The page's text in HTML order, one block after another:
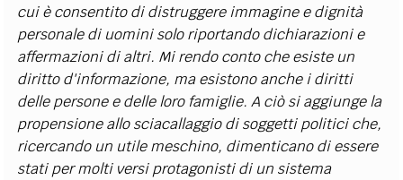
cui è consentito di distruggere immagine e dignità
personale di uomini solo riportando dichiarazioni e
affermazioni di altri. Mi rendo conto che esiste un
diritto d'informazione, ma esistono anche i diritti
delle persone e delle loro famiglie. A ciò si aggiunge la
propensione allo sciacallaggio di soggetti politici che,
ricercando un utile meschino, dimenticano di essere
stati per molti versi protagonisti di un sistema